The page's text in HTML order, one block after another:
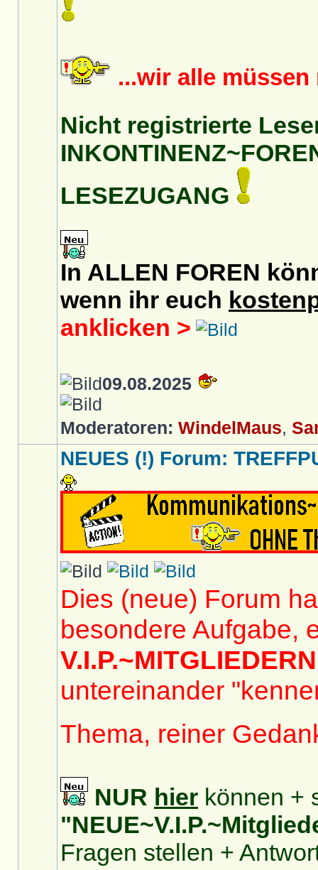
...wir alle
Nicht registrierte
LESEZUGANG
In ALLEN FOREN
wenn ihr euch
anklicken >
09.08.2025
Moderatoren: WindelMaus,
NEUES (!) Forum:
Dies (neue) Forum
besondere Aufgabe,
V.I.P.~MITGLIEDERN
untereinander
Thema, reiner
NUR hier können +
Fragen stellen +